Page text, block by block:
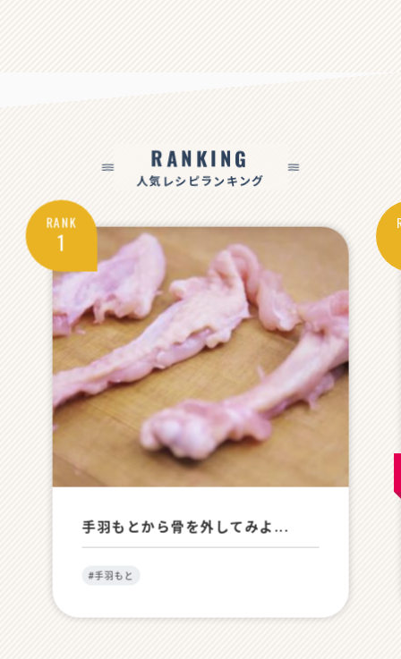
RANKING
人気レシピランキング
手羽もとから骨を外してみよ...
#手羽もと